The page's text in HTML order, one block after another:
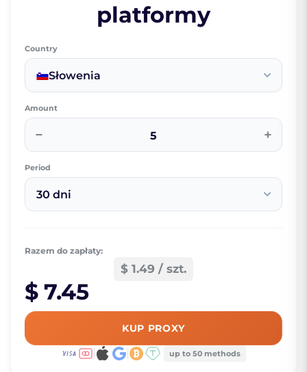
platformy
Country
Słowenia
Amount
− +
Period
30 dni
Razem do zapłaty:
$ 1.49 / szt.
$ 7.45
KUP PROXY
up to 50 methods